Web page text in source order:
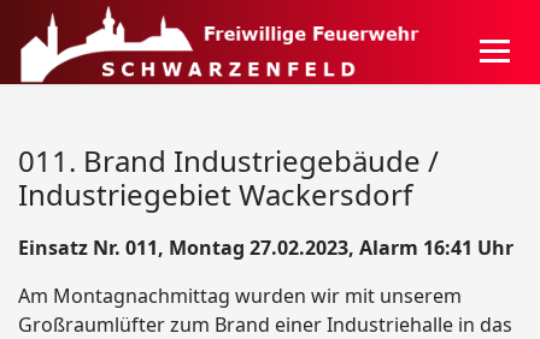
011. Brand Industriegebäude /
Industriegebiet Wackersdorf
Einsatz Nr. 011, Montag 27.02.2023, Alarm 16:41 Uhr
Am Montagnachmittag wurden wir mit unserem
Großraumlüfter zum Brand einer Industriehalle in das